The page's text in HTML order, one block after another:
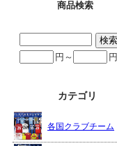
商品検索
円～ 円
カテゴリ
各国クラブチーム